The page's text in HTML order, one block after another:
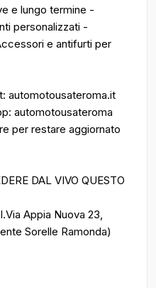
e lungo termine -
personalizzati -
e antifurti per
automotousateroma.it
automotousateroma
per restare aggiornato
DAL VIVO QUESTO
Appia Nuova 23,
Sorelle Ramonda)